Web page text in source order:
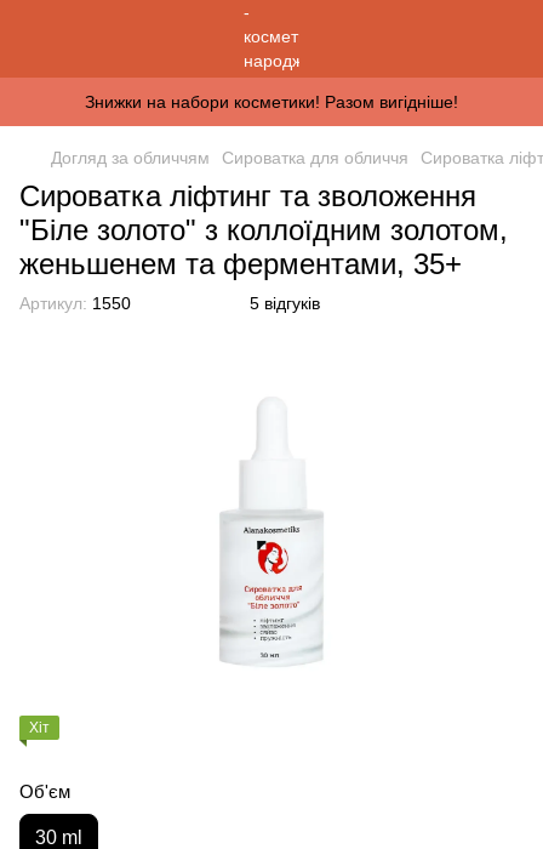
Знижки на набори косметики! Разом вигідніше!
Догляд за обличчям Сироватка для обличчя Сироватка
Сироватка ліфтинг та зволоження
"Біле золото" з коллоїдним золотом,
женьшенем та ферментами, 35+
Артикул: 1550 5 відгуків
Хіт
Об'єм
30 ml